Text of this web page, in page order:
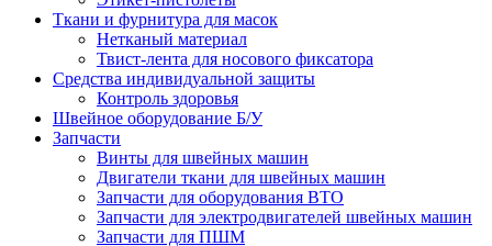
Ткани и фурнитура для масок
Нетканый материал
Твист-лента для носового фиксатора
Средства индивидуальной защиты
Контроль здоровья
Швейное оборудование Б/У
Запчасти
Винты для швейных машин
Двигатели ткани для швейных машин
Запчасти для оборудования ВТО
Запчасти для электродвигателей швейных машин
Запчасти для ПШМ